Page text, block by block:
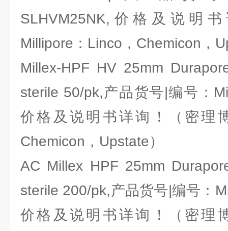
SLHVM25NK,价格及说明
Millipore：Linco，Chemicon，
Millex-HPF HV 25mm
sterile 50/pk,产品货号|编号：
价格及说明书详询！（密理
Chemicon，Upstate）
AC Millex HPF 25mm
sterile 200/pk,产品货号|编号：
价格及说明书详询！（密理